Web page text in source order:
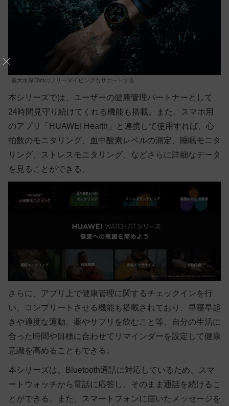
最大水深30mのフリーダイビングもサポートする
本シリーズでは、ユーザーの健康管理パートナーとして
24時間見守り続けてくれる機能も搭載。また、スマホ用
のアプリ「HUAWEI Health」と連携して使用すれば、心
拍数のモニタリング、血中酸素レベルの測定、睡眠モニタ
リング、ストレスモニタリング、などさらに詳細なデータ
を見ることができる。
さらに、アプリ上で健康管理に関するチェックインを行
い、コンプリートさせる機能も搭載されており、早寝早起
きや適度な運動、薬やサプリを飲むこと等、自分の生活に
合った時間や目標に合わせてリマインダーを設定して健康
意識を高めることもできる。
本シリーズは、Bluetooth通話に対応しているため、スマ
ートウォッチから電話に応答し、そのまま通話を続けるこ
とができる。また、スマートフォンに届いたメッセージを